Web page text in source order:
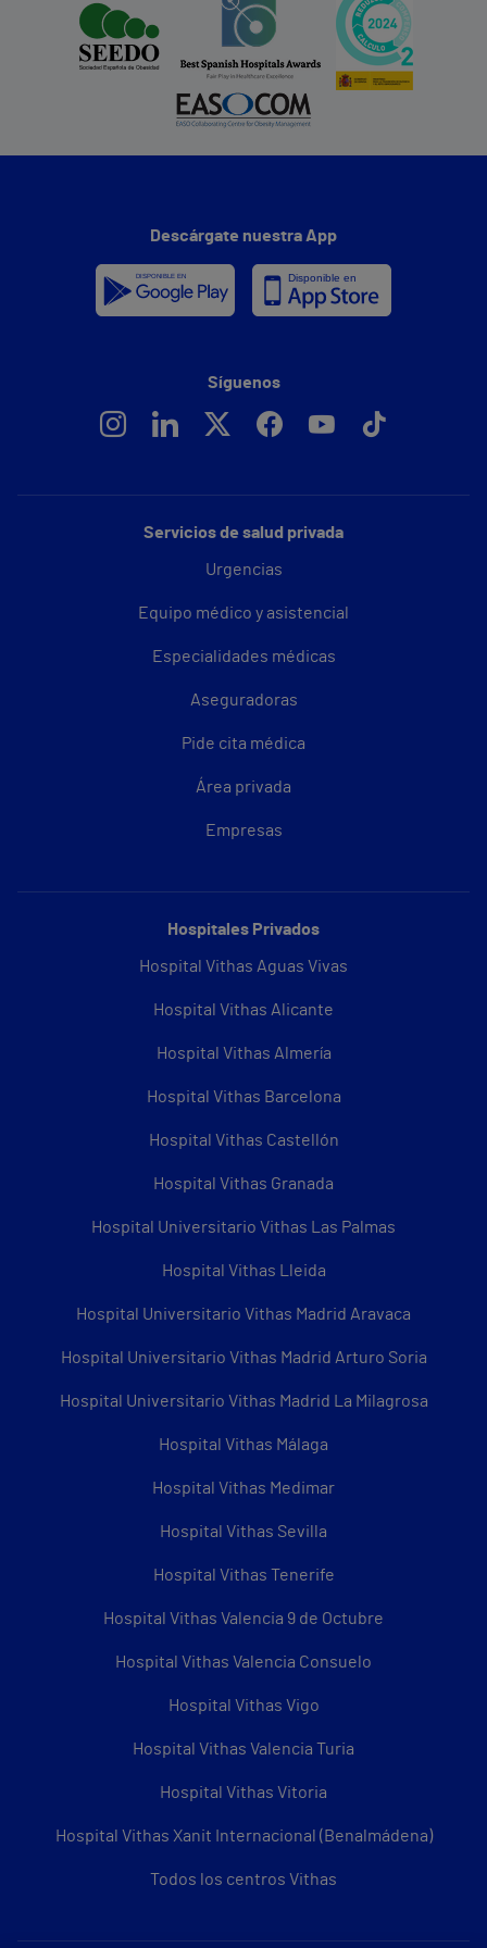
Servicios de salud privada
Urgencias
Equipo médico y asistencial
Especialidades médicas
Aseguradoras
Pide cita médica
Área privada
Empresas
Hospitales Privados
Hospital Vithas Aguas Vivas
Hospital Vithas Alicante
Hospital Vithas Almería
Hospital Vithas Barcelona
Hospital Vithas Castellón
Hospital Vithas Granada
Hospital Universitario Vithas Las Palmas
Hospital Vithas Lleida
Hospital Universitario Vithas Madrid Aravaca
Hospital Universitario Vithas Madrid Arturo Soria
Hospital Universitario Vithas Madrid La Milagrosa
Hospital Vithas Málaga
Hospital Vithas Medimar
Hospital Vithas Sevilla
Hospital Vithas Tenerife
Hospital Vithas Valencia 9 de Octubre
Hospital Vithas Valencia Consuelo
Hospital Vithas Vigo
Hospital Vithas Valencia Turia
Hospital Vithas Vitoria
Hospital Vithas Xanit Internacional (Benalmádena)
Todos los centros Vithas
Descárgate nuestra App
Síguenos